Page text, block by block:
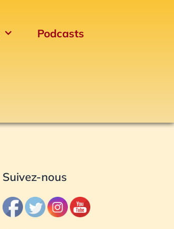
Podcasts
Suivez-nous
Archives